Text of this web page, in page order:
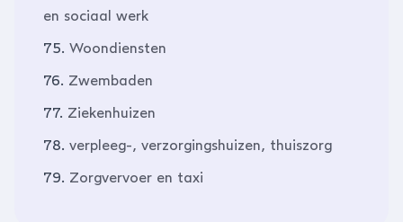
en sociaal werk
75. Woondiensten
76. Zwembaden
77. Ziekenhuizen
78. verpleeg-, verzorgingshuizen, thuiszorg
79. Zorgvervoer en taxi